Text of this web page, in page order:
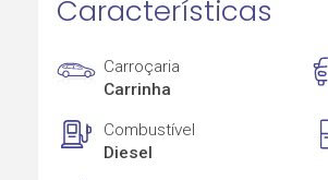
Características
Carroçaria
Carrinha
Combustível
Diesel